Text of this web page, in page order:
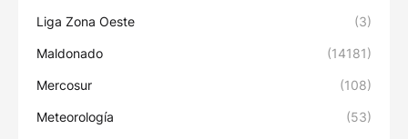
Liga Zona Oeste (3)
Maldonado (14181)
Mercosur (108)
Meteorología (53)